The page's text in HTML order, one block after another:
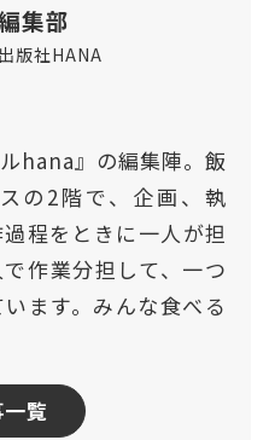
集部
版社HANA
hana』の編集陣。飯
の2階で、企画、執
程をときに一人が担
作業分担して、一つ
ます。みんな食べる
覧